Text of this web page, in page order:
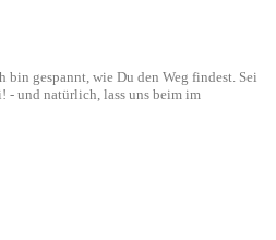
bin gespannt, wie Du den Weg findest. Sei
- und natürlich, lass uns beim im